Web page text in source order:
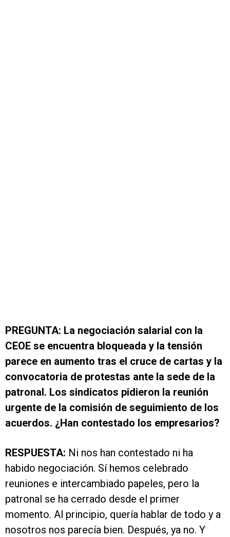
PREGUNTA: La negociación salarial con la
CEOE se encuentra bloqueada y la tensión
parece en aumento tras el cruce de cartas y la
convocatoria de protestas ante la sede de la
patronal. Los sindicatos pidieron la reunión
urgente de la comisión de seguimiento de los
acuerdos. ¿Han contestado los empresarios?
RESPUESTA: Ni nos han contestado ni ha
habido negociación. Sí hemos celebrado
reuniones e intercambiado papeles, pero la
patronal se ha cerrado desde el primer
momento. Al principio, quería hablar de todo y a
nosotros nos parecía bien. Después, ya no. Y